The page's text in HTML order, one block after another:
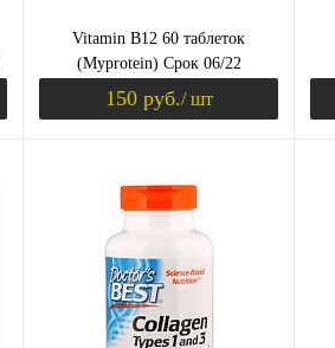
Vitamin B12 60 таблеток
(Myprotein) Срок 06/22
150 руб./ шт
Купить в 1 клик
Сравнение
В избранное
Недоступно